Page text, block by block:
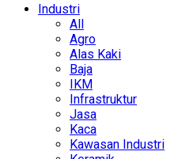
Industri
All
Agro
Alas Kaki
Baja
IKM
Infrastruktur
Jasa
Kaca
Kawasan Industri